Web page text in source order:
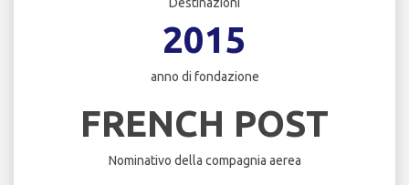
2015
anno di fondazione
FRENCH POST
Nominativo della compagnia aerea